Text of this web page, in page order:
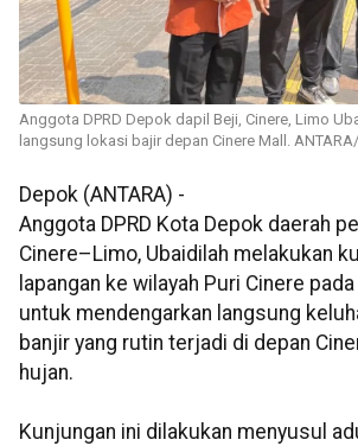
Anggota DPRD Depok dapil Beji, Cinere, Limo
langsung lokasi bajir depan Cinere Mall.
Depok (ANTARA) -
Anggota DPRD Kota Depok daerah
Cinere–Limo, Ubaidilah melakukan
lapangan ke wilayah Puri Cinere
untuk mendengarkan langsung
banjir yang rutin terjadi di depan
hujan.
Kunjungan ini dilakukan menyusul